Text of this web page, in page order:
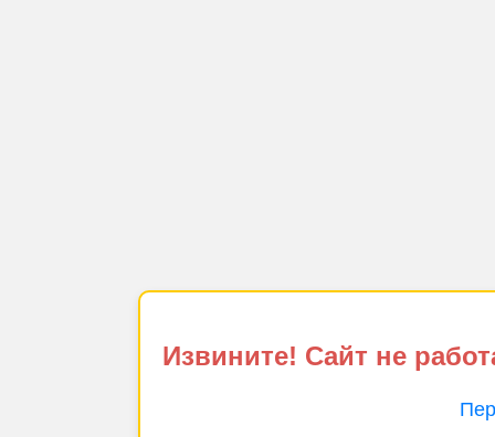
Извините! Сайт не